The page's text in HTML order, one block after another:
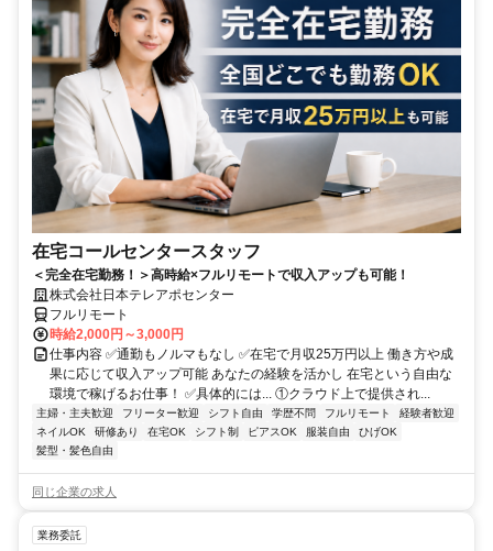
在宅コールセンタースタッフ
＜完全在宅勤務！＞高時給×フルリモートで収入アップも可能！
株式会社日本テレアポセンター
フルリモート
時給2,000円～3,000円
仕事内容 ✅通勤もノルマもなし ✅在宅で月収25万円以上 働き方や成
果に応じて収入アップ可能 あなたの経験を活かし 在宅という自由な
環境で稼げるお仕事！ ✅具体的には... ①クラウド上で提供され...
主婦・主夫歓迎 フリーター歓迎 シフト自由 学歴不問 フルリモート
経験者歓迎
ネイルOK
研修あり 在宅OK シフト制 ピアスOK 服装自由
ひげOK
髪型・髪色自由
同じ企業の求人
業務委託